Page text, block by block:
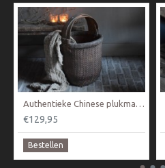
Authentieke Chinese plukmand Luksa.
€129,95
Bestellen